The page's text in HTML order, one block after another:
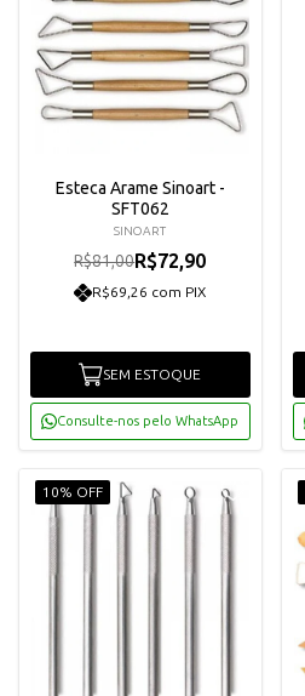
Esteca Arame Sinoart -
SFT062
SINOART
R$81,00R$72,90
R$69,26 com PIX
SEM ESTOQUE
Consulte-nos pelo WhatsApp
10% OFF